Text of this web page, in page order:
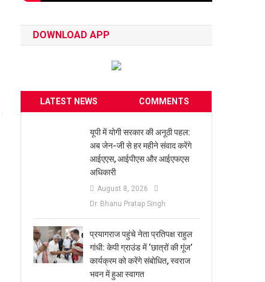
DOWNLOAD APP
LATEST NEWS COMMENTS
यूपी में योगी सरकार की अनूठी पहल:
अब जेन-जी से हर महीने संवाद करेंगे
आईएएस, आईपीएस और आईएफएस
अधिकारी
August 8, 2026
Dr. Bhanu Pratap Singh
प्रयागराज पहुंचे नेता प्रतिपक्ष राहुल
गांधी: केपी ग्राउंड में ‘छात्रों की गूंज’
कार्यक्रम को करेंगे संबोधित, स्वराज
भवन में हुआ स्वागत